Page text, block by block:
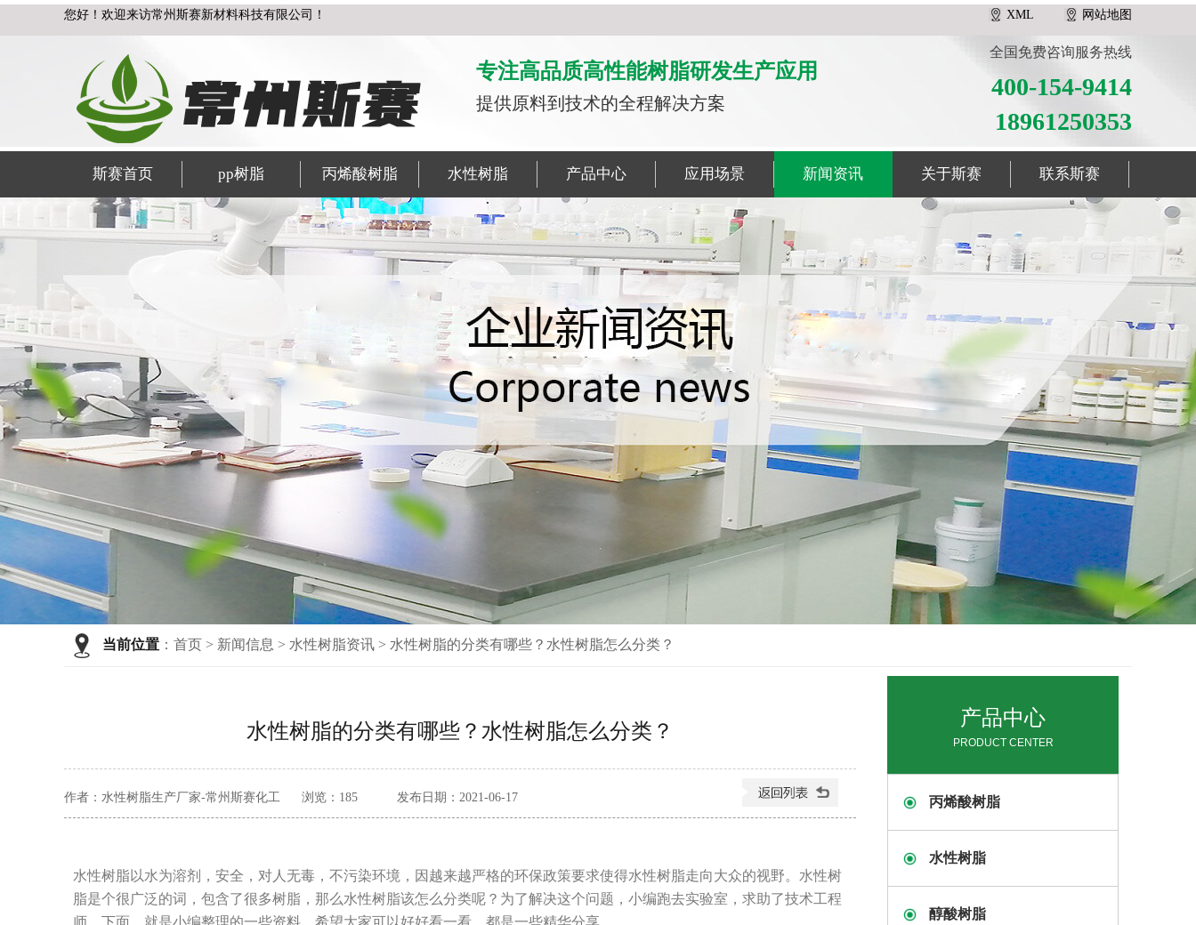
您好！欢迎来访常州斯赛新材料科技有限公司！ XML 网站地图
专注高品质高性能树脂研发生产应用
提供原料到技术的全程解决方案
全国免费咨询服务热线
400-154-9414
18961250353
斯赛首页 pp树脂 丙烯酸树脂 水性树脂 产品中心 应用场景 新闻资讯 关于斯赛 联系斯赛
当前位置 ： 首页 > 新闻信息 > 水性树脂资讯 > 水性树脂的分类有哪些？水性树脂怎么分类？
水性树脂的分类有哪些？水性树脂怎么分类？
作者：水性树脂生产厂家-常州斯赛化工 浏览： 185 发布日期：2021-06-17
水性树脂以水为溶剂，安全，对人无毒，不污染环境，因越来越严格的环保政策要求使得水性树脂走向大众的视野。水性树
脂是个很广泛的词，包含了很多树脂，那么水性树脂该怎么分类呢？为了解决这个问题，小编跑去实验室，求助了技术工程
师。下面，就是小编整理的一些资料，希望大家可以好好看一看，都是一些精华分享。
产品中心
PRODUCT CENTER
丙烯酸树脂
水性树脂
醇酸树脂